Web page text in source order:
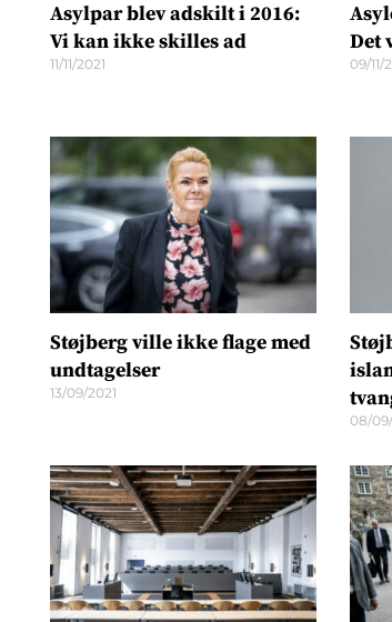
Asylpar blev adskilt i 2016:
Vi kan ikke skilles ad
11/11/2021
Det
09/11/
Støjberg ville ikke flage med
undtagelser
13/09/2021
08/